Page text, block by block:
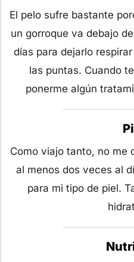
El pelo sufre bastante
un gorroque va debajo
días para dejarlo
las puntas. Cuando
ponerme algún
Como viajo tanto, no me
al menos dos veces al
para mi tipo de piel.